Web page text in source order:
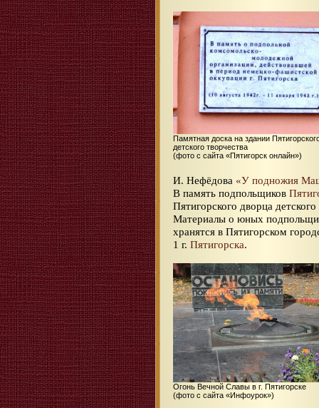
Памятная доска на здании
детского творчества
(фото с сайта «Пятигорск онлайн»)
И. Нефёдова «У подножия
В память подпольщиков
Пятигорского дворца
Материалы о юных
хранятся в Пятигорском
1 г. Пятигорска.
Огонь Вечной Славы в г. Пятигорске
(фото с сайта «Инфоурок»)